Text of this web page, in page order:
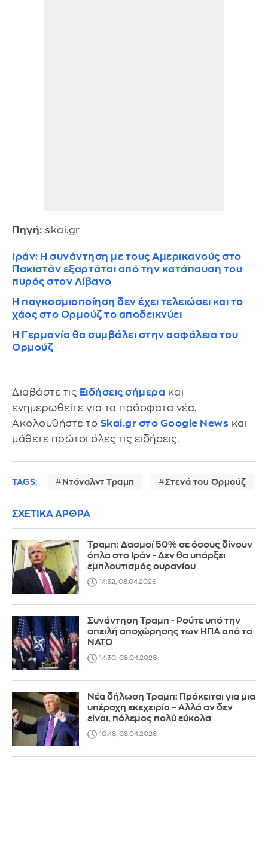
Πηγή: skai.gr
Ιράν: Η συνάντηση με τους Αμερικανούς στο
Πακιστάν εξαρτάται από την κατάπαυση του
πυρός στον Λίβανο
Η παγκοσμιοποίηση δεν έχει τελειώσει και το
χάος στο Ορμούζ το αποδεικνύει
Η Γερμανία θα συμβάλει στην ασφάλεια του
Ορμούζ
Διαβάστε τις Ειδήσεις σήμερα και
ενημερωθείτε για τα πρόσφατα νέα.
Ακολουθήστε το Skai.gr στο Google News και
μάθετε πρώτοι όλες τις ειδήσεις.
TAGS: Ντόναλντ Τραμπ Στενά του Ορμούζ
ΣΧΕΤΙΚΑ ΑΡΘΡΑ
Τραμπ: Δασμοί 50% σε όσους δίνουν
όπλα στο Ιράν - Δεν θα υπάρξει
εμπλουτισμός ουρανίου
14:32, 08.04.2026
Συνάντηση Τραμπ - Ρούτε υπό την
απειλή αποχώρησης των ΗΠΑ από το
ΝΑΤΟ
14:30, 08.04.2026
Nέα δήλωση Τραμπ: Πρόκειται για μια
υπέροχη εκεχειρία – Αλλά αν δεν
είναι, πόλεμος πολύ εύκολα
10:48, 08.04.2026